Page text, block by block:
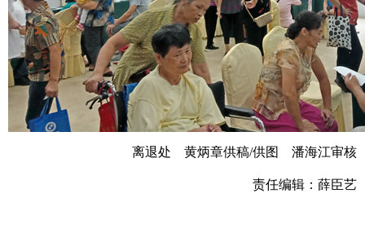
离退处 黄炳章供稿/供图 潘海江审核
责任编辑：薛臣艺